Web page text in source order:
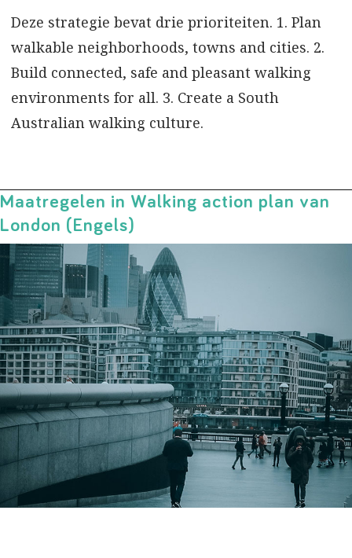
Deze strategie bevat drie prioriteiten. 1. Plan
walkable neighborhoods, towns and cities. 2.
Build connected, safe and pleasant walking
environments for all. 3. Create a South
Australian walking culture.
Maatregelen in Walking action plan van
London (Engels)